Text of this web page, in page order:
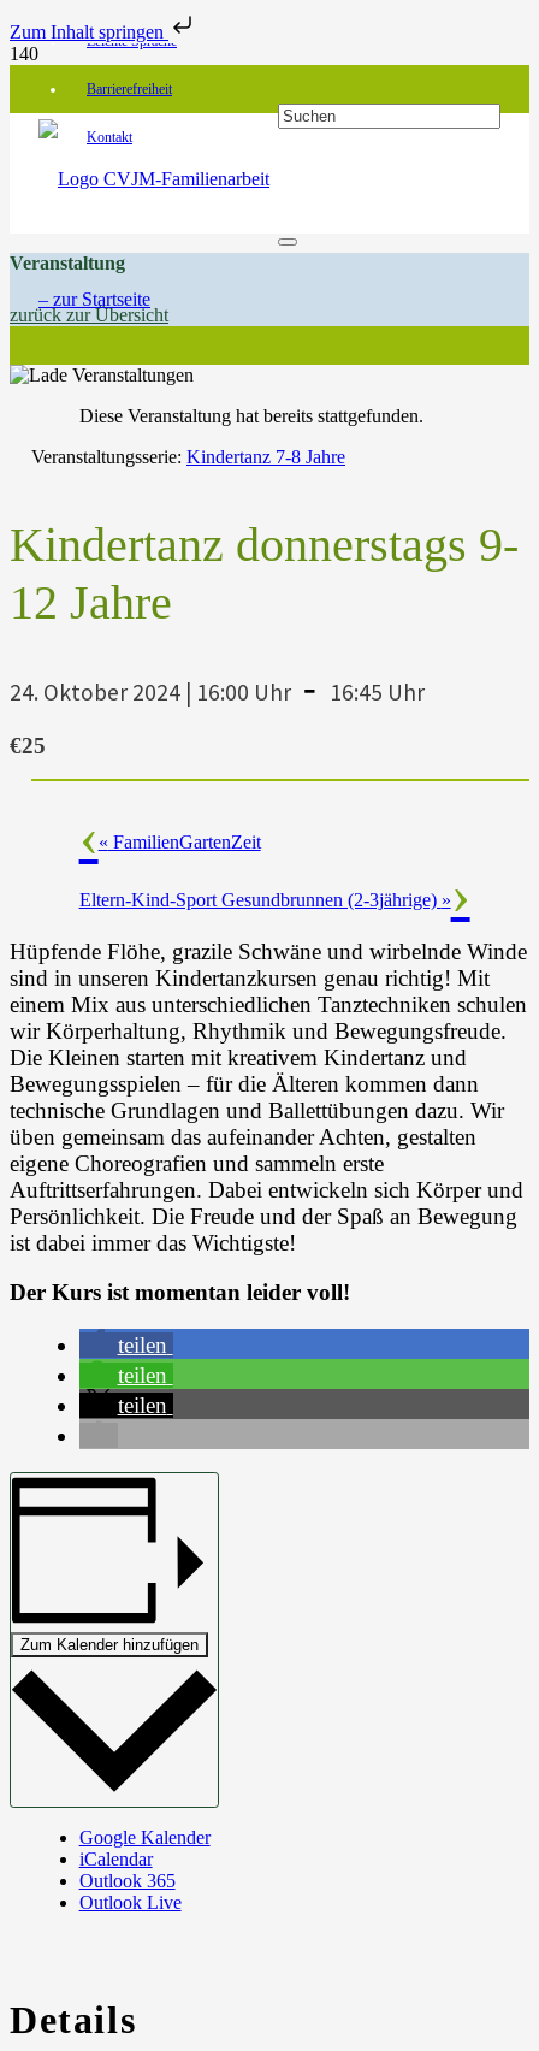
Zum Inhalt springen
Leichte Sprache
Barrierefreiheit
Kontakt
Veranstaltung
zurück zur Übersicht
Diese Veranstaltung hat bereits stattgefunden.
Veranstaltungsserie: Kindertanz 7-8 Jahre
Kindertanz donnerstags 9-
12 Jahre
24. Oktober 2024 | 16:00 Uhr - 16:45 Uhr
€25
« FamilienGartenZeit
Eltern-Kind-Sport Gesundbrunnen (2-3jährige) »
Hüpfende Flöhe, grazile Schwäne und wirbelnde Winde
sind in unseren Kindertanzkursen genau richtig! Mit
einem Mix aus unterschiedlichen Tanztechniken schulen
wir Körperhaltung, Rhythmik und Bewegungsfreude.
Die Kleinen starten mit kreativem Kindertanz und
Bewegungsspielen – für die Älteren kommen dann
technische Grundlagen und Ballettübungen dazu. Wir
üben gemeinsam das aufeinander Achten, gestalten
eigene Choreografien und sammeln erste
Auftrittserfahrungen. Dabei entwickeln sich Körper und
Persönlichkeit. Die Freude und der Spaß an Bewegung
ist dabei immer das Wichtigste!
Der Kurs ist momentan leider voll!
teilen
teilen
teilen
Zum Kalender hinzufügen
Google Kalender
iCalendar
Outlook 365
Outlook Live
Details